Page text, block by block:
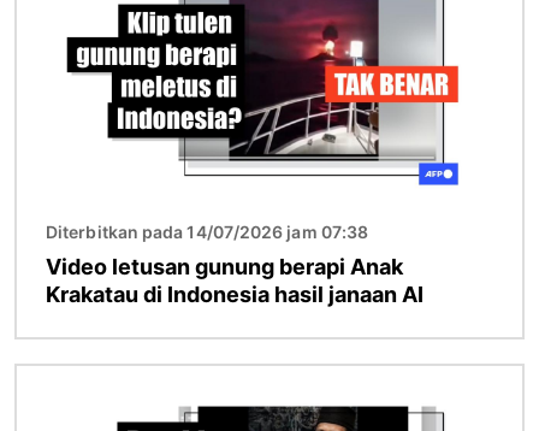
Diterbitkan pada 14/07/2026 jam 07:38
Video letusan gunung berapi Anak
Krakatau di Indonesia hasil janaan AI